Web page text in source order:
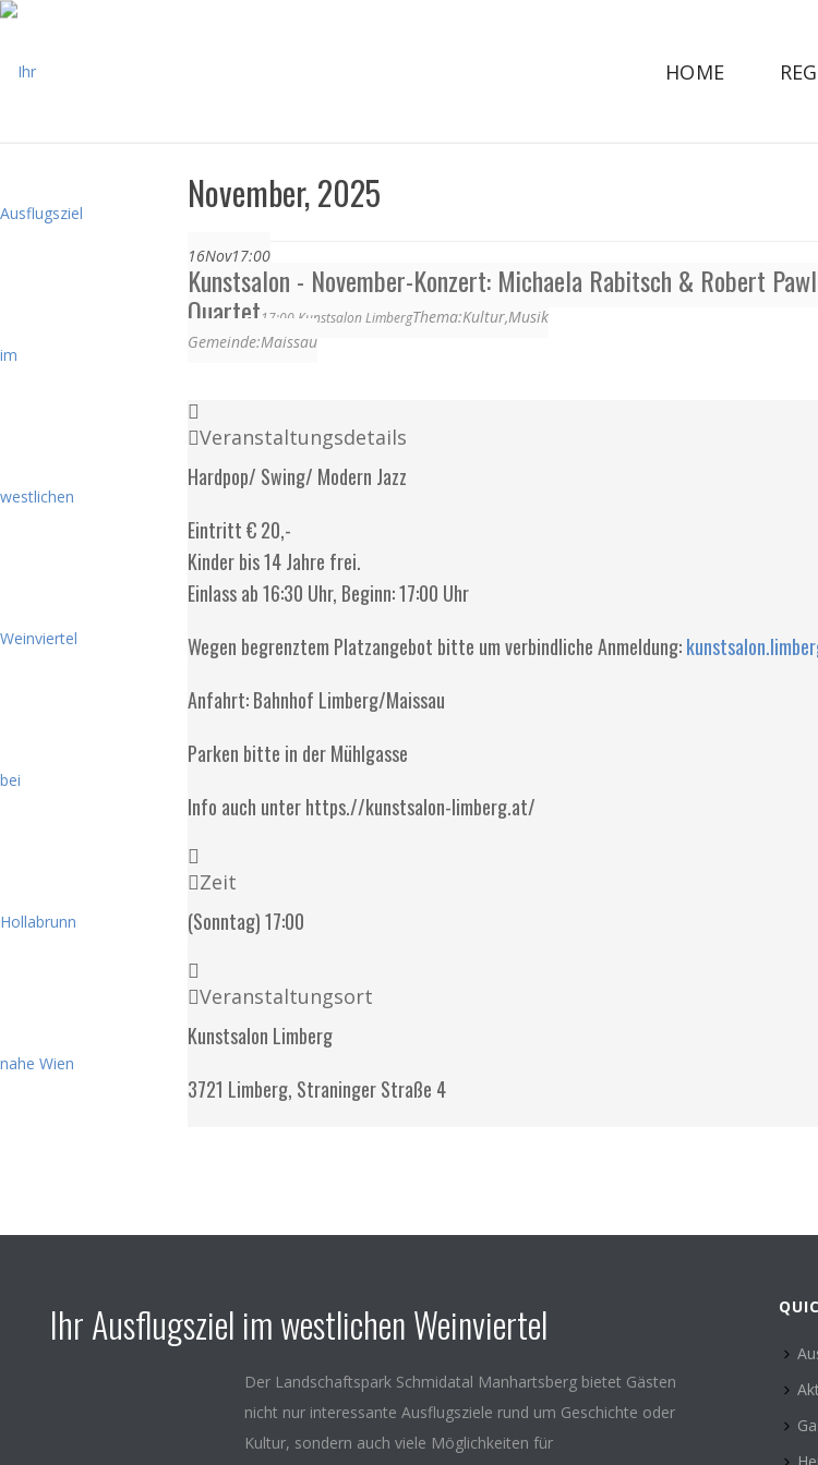
HOME
November, 2025
16Nov17:00
Kunstsalon - November-Konzert: Michaela Rabitsch & Robert
Quartet17:00 Kunstsalon LimbergThema:Kultur,Musik
Gemeinde:Maissau
Veranstaltungsdetails
Hardpop/ Swing/ Modern Jazz
Eintritt € 20,-
Kinder bis 14 Jahre frei.
Einlass ab 16:30 Uhr, Beginn: 17:00 Uhr
Wegen begrenztem Platzangebot bitte um verbindliche Anmeldung:
Anfahrt: Bahnhof Limberg/Maissau
Parken bitte in der Mühlgasse
Info auch unter https.//kunstsalon-limberg.at/
Zeit
(Sonntag) 17:00
Veranstaltungsort
Kunstsalon Limberg
3721 Limberg, Straninger Straße 4
Ihr Ausflugsziel im westlichen Weinviertel
Der Landschaftspark Schmidatal Manhartsberg bietet Gästen
nicht nur interessante Ausflugsziele rund um Geschichte oder
Kultur, sondern auch viele Möglichkeiten für